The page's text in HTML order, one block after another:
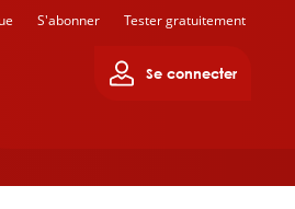
Se connecter
S'abonner Tester gratuitement